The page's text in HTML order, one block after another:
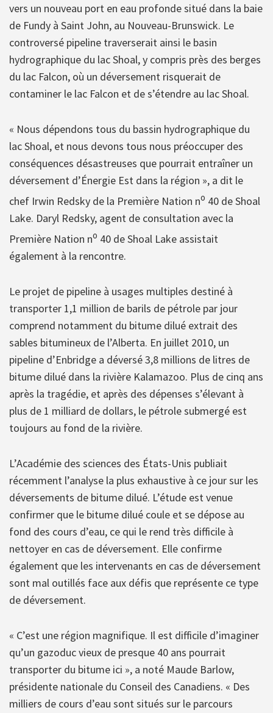
vers un nouveau port en eau profonde situé dans la baie
de Fundy à Saint John, au Nouveau-Brunswick. Le
controversé pipeline traverserait ainsi le basin
hydrographique du lac Shoal, y compris près des berges
du lac Falcon, où un déversement risquerait de
contaminer le lac Falcon et de s’étendre au lac Shoal.
« Nous dépendons tous du bassin hydrographique du
lac Shoal, et nous devons tous nous préoccuper des
conséquences désastreuses que pourrait entraîner un
déversement d’Énergie Est dans la région », a dit le
chef Irwin Redsky de la Première Nation no 40 de Shoal
Lake. Daryl Redsky, agent de consultation avec la
Première Nation no 40 de Shoal Lake assistait
également à la rencontre.
Le projet de pipeline à usages multiples destiné à
transporter 1,1 million de barils de pétrole par jour
comprend notamment du bitume dilué extrait des
sables bitumineux de l’Alberta. En juillet 2010, un
pipeline d’Enbridge a déversé 3,8 millions de litres de
bitume dilué dans la rivière Kalamazoo. Plus de cinq ans
après la tragédie, et après des dépenses s’élevant à
plus de 1 milliard de dollars, le pétrole submergé est
toujours au fond de la rivière.
L’Académie des sciences des États-Unis publiait
récemment l’analyse la plus exhaustive à ce jour sur les
déversements de bitume dilué. L’étude est venue
confirmer que le bitume dilué coule et se dépose au
fond des cours d’eau, ce qui le rend très difficile à
nettoyer en cas de déversement. Elle confirme
également que les intervenants en cas de déversement
sont mal outillés face aux défis que représente ce type
de déversement.
« C’est une région magnifique. Il est difficile d’imaginer
qu’un gazoduc vieux de presque 40 ans pourrait
transporter du bitume ici », a noté Maude Barlow,
présidente nationale du Conseil des Canadiens. « Des
milliers de cours d’eau sont situés sur le parcours